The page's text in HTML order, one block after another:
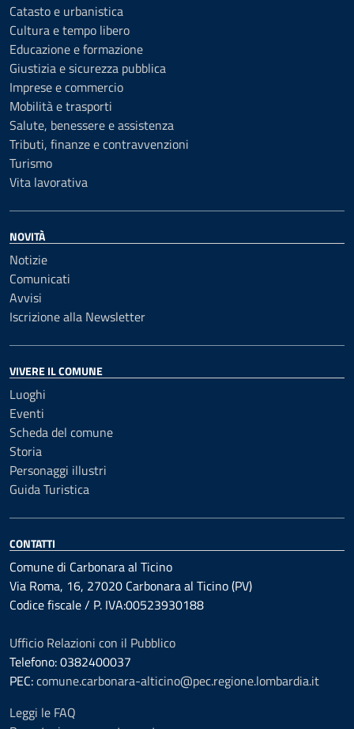
Catasto e urbanistica
Cultura e tempo libero
Educazione e formazione
Giustizia e sicurezza pubblica
Imprese e commercio
Mobilità e trasporti
Salute, benessere e assistenza
Tributi, finanze e contravvenzioni
Turismo
Vita lavorativa
NOVITÀ
Notizie
Comunicati
Avvisi
Iscrizione alla Newsletter
VIVERE IL COMUNE
Luoghi
Eventi
Scheda del comune
Storia
Personaggi illustri
Guida Turistica
CONTATTI
Comune di Carbonara al Ticino
Via Roma, 16, 27020 Carbonara al Ticino (PV)
Codice fiscale / P. IVA:00523930188
Ufficio Relazioni con il Pubblico
Telefono: 0382400037
PEC:comune.carbonara-alticino@pec.regione.lombardia.it
Leggi le FAQ